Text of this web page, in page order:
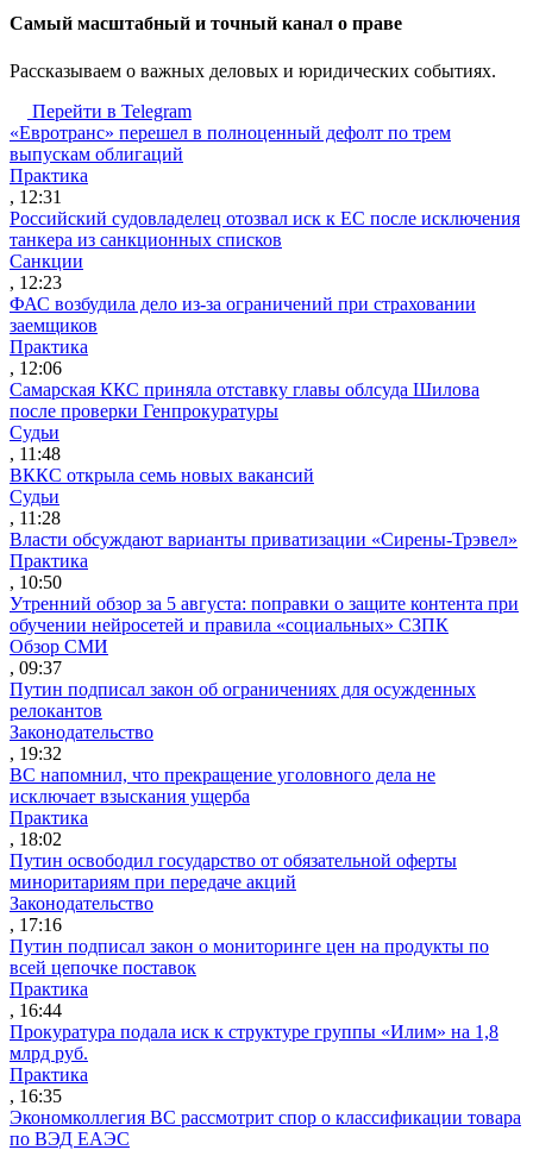
Cамый масштабный и точный канал о праве
Рассказываем о важных деловых и юридических событиях.
Перейти в Telegram
«Евротранс» перешел в полноценный дефолт по трем
выпускам облигаций
Практика
, 12:31
Российский судовладелец отозвал иск к ЕС после исключения
танкера из санкционных списков
Санкции
, 12:23
ФАС возбудила дело из-за ограничений при страховании
заемщиков
Практика
, 12:06
Самарская ККС приняла отставку главы облсуда Шилова
после проверки Генпрокуратуры
Судьи
, 11:48
ВККС открыла семь новых вакансий
Судьи
, 11:28
Власти обсуждают варианты приватизации «Сирены-Трэвел»
Практика
, 10:50
Утренний обзор за 5 августа: поправки о защите контента при
обучении нейросетей и правила «социальных» СЗПК
Обзор СМИ
, 09:37
Путин подписал закон об ограничениях для осужденных
релокантов
Законодательство
, 19:32
ВС напомнил, что прекращение уголовного дела не
исключает взыскания ущерба
Практика
, 18:02
Путин освободил государство от обязательной оферты
миноритариям при передаче акций
Законодательство
, 17:16
Путин подписал закон о мониторинге цен на продукты по
всей цепочке поставок
Практика
, 16:44
Прокуратура подала иск к структуре группы «Илим» на 1,8
млрд руб.
Практика
, 16:35
Экономколлегия ВС рассмотрит спор о классификации товара
по ВЭД ЕАЭС